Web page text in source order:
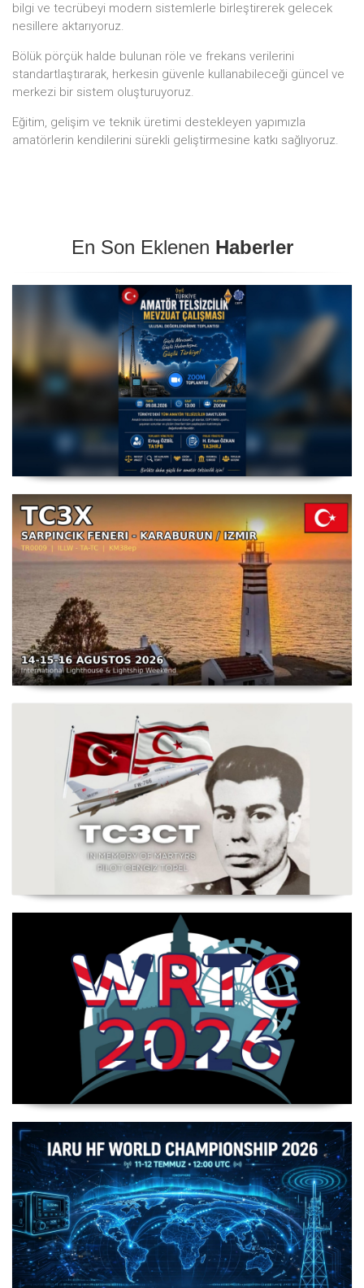
bilgi ve tecrübeyi modern sistemlerle birleştirerek gelecek
nesillere aktarıyoruz.
Bölük pörçük halde bulunan röle ve frekans verilerini
standartlaştırarak, herkesin güvenle kullanabileceği güncel ve
merkezi bir sistem oluşturuyoruz.
Eğitim, gelişim ve teknik üretimi destekleyen yapımızla
amatörlerin kendilerini sürekli geliştirmesine katkı sağlıyoruz.
En Son Eklenen Haberler
Amatör Telsizcilik Mevzuat Çalışması
TC3X - Sarpıncık Feneri'nden ILLW'de Aktif Olacak - 14-
Şehit Pilot Yüzbaşı Cengiz Topel Anma Etkinliği
WRTC 2026 Şampiyonu Litvanya Takımı